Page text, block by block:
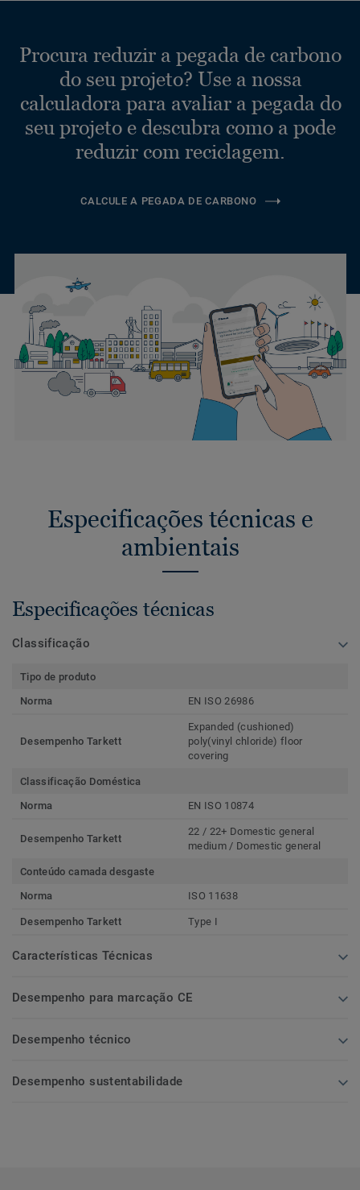
Procura reduzir a pegada de carbono
do seu projeto? Use a nossa
calculadora para avaliar a pegada do
seu projeto e descubra como a pode
reduzir com reciclagem.
CALCULE A PEGADA DE CARBONO
Especificações técnicas e
ambientais
Especificações técnicas
Classificação
Tipo de produto
Norma
EN ISO 26986
Desempenho Tarkett
Expanded (cushioned)
poly(vinyl chloride) floor
covering
Classificação Doméstica
Norma
EN ISO 10874
Desempenho Tarkett
22 / 22+ Domestic general
medium / Domestic general
Conteúdo camada desgaste
Norma
ISO 11638
Desempenho Tarkett Type I
Características Técnicas
Desempenho para marcação CE
Desempenho técnico
Desempenho sustentabilidade